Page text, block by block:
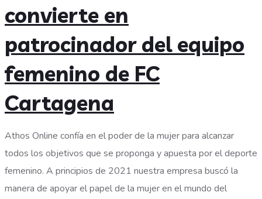
convierte en
patrocinador del equipo
femenino de FC
Cartagena
Athos Online confía en el poder de la mujer para alcanzar
todos los objetivos que se proponga y apuesta por el deporte
femenino. A principios de 2021 nuestra empresa buscó la
manera de apoyar el papel de la mujer en el mundo del